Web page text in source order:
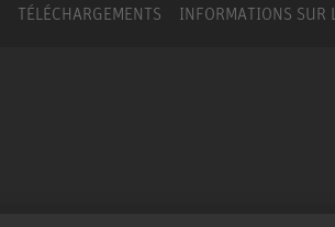
TÉLÉCHARGEMENTS INFORMATIONS SUR